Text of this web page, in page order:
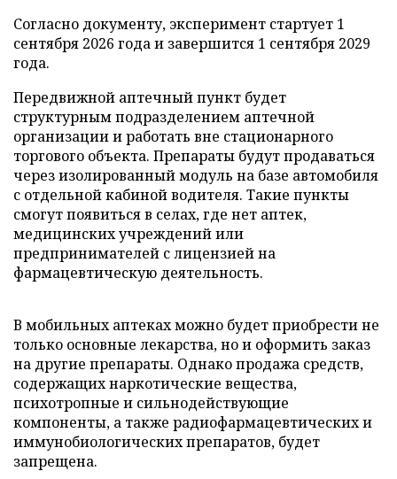
Согласно документу, эксперимент стартует 1
сентября 2026 года и завершится 1 сентября 2029
года.
Передвижной аптечный пункт будет
структурным подразделением аптечной
организации и работать вне стационарного
торгового объекта. Препараты будут продаваться
через изолированный модуль на базе автомобиля
с отдельной кабиной водителя. Такие пункты
смогут появиться в селах, где нет аптек,
медицинских учреждений или
предпринимателей с лицензией на
фармацевтическую деятельность.
В мобильных аптеках можно будет приобрести не
только основные лекарства, но и оформить заказ
на другие препараты. Однако продажа средств,
содержащих наркотические вещества,
психотропные и сильнодействующие
компоненты, а также радиофармацевтических и
иммунобиологических препаратов, будет
запрещена.